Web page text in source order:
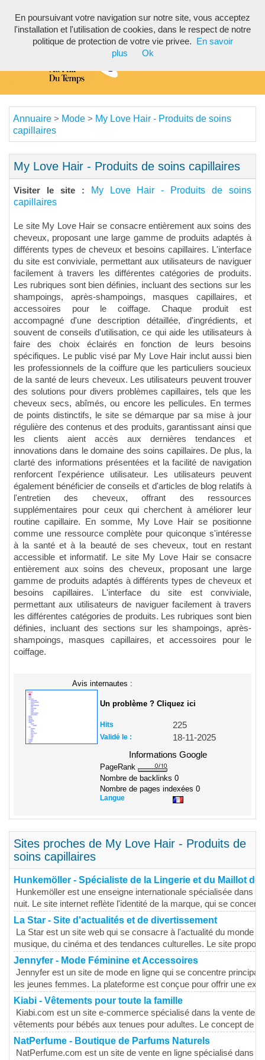
Annuaire > Mode > My Love Hair - Produits de soins
capillaires
My Love Hair - Produits de soins capillaires
Visiter le site :
My Love Hair - Produits de soins
capillaires
Le site My Love Hair se consacre entièrement aux soins des
cheveux, proposant une large gamme de produits adaptés à
différents types de cheveux et besoins capillaires. L'interface
du site est conviviale, permettant aux utilisateurs de naviguer
facilement à travers les différentes catégories de produits.
Les rubriques sont bien définies, incluant des sections sur les
shampoings, après-shampoings, masques capillaires, et
accessoires pour le coiffage. Chaque produit est
accompagné d'une description détaillée, d'ingrédients, et
souvent de conseils d'utilisation, ce qui aide les utilisateurs à
faire des choix éclairés en fonction de leurs besoins
spécifiques. Le public visé par My Love Hair inclut aussi bien
les professionnels de la coiffure que les particuliers soucieux
de la santé de leurs cheveux. Les utilisateurs peuvent trouver
des solutions pour divers problèmes capillaires, tels que les
cheveux secs, abîmés, ou encore les pellicules. En termes
de points distinctifs, le site se démarque par sa mise à jour
régulière des contenus et des produits, garantissant ainsi que
les clients aient accès aux dernières tendances et
innovations dans le domaine des soins capillaires. De plus, la
clarté des informations présentées et la facilité de navigation
renforcent l'expérience utilisateur. Les utilisateurs peuvent
également bénéficier de conseils et d'articles de blog relatifs à
l'entretien des cheveux, offrant des ressources
supplémentaires pour ceux qui cherchent à améliorer leur
routine capillaire. En somme, My Love Hair se positionne
comme une ressource complète pour quiconque s'intéresse
à la santé et à la beauté de ses cheveux, tout en restant
accessible et informatif. Le site My Love Hair se consacre
entièrement aux soins des cheveux, proposant une large
gamme de produits adaptés à différents types de cheveux et
besoins capillaires. L'interface du site est conviviale,
permettant aux utilisateurs de naviguer facilement à travers
les différentes catégories de produits. Les rubriques sont bien
définies, incluant des sections sur les shampoings, après-
shampoings, masques capillaires, et accessoires pour le
coiffage.
Avis internautes :
Un problème ? Cliquez ici
Hits 225
Validé le :
18-11-2025
Informations Google
PageRank
Nombre de backlinks 0
Nombre de pages indexées 0
Langue
Sites proches de My Love Hair - Produits de
soins capillaires
Hunkemöller - Spécialiste de la Lingerie et du Maillot de
Hunkemöller est une enseigne internationale spécialisée dans
nuit. Le site internet reflète l'identité de la marque, qui se
La Star - Site d'actualités et de divertissement
La Star est un site web qui se consacre à l'actualité du monde
musique, du cinéma et des tendances culturelles. Le site
Jennyfer - Mode Féminine et Accessoires
Jennyfer est un site de mode en ligne qui se concentre
les jeunes femmes. La plateforme est conçue pour offrir une
Kiabi - Vêtements pour toute la famille
Kiabi.com est un site e-commerce spécialisé dans la vente de
vêtements pour bébés aux tenues pour adultes. Le concept de
NatPerfume - Boutique de Parfums Naturels
NatPerfume.com est un site de vente en ligne spécialisé dans
En poursuivant votre navigation sur notre site, vous acceptez
l'installation et l'utilisation de cookies, dans le respect de notre
politique de protection de votre vie privee.
En savoir
plus
Ok